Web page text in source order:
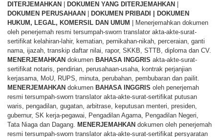
DITERJEMAHKAN
DOKUMEN YANG DITERJEMAHKAN
DOKUMEN PERUSAHAAN
DOKUMEN PRIBADI | DOKUMEN
HUKUM, LEGAL, KOMERSIL DAN UMUM
| Menerjemahkan dokumen
oleh penerjemah resmi tersumpah-sworn translator akta-akte-surat-
sertifikat kelahiran-lahir, kematian, pernikahan-nikah, perceraian, ganti
nama, ijazah, transkip daftar nilai, rapor, SKKB, STTB, diploma dan CV.
MENERJEMAHKAN dokumen BAHASA INGGRIS akta-akte-surat-
sertifikat notaris, pendirian, perusahaan-usaha, kontrak perjanjian
kerjasama, MoU, RUPS, minuta, perubahan, pembubaran dan pailit.
MENERJEMAHKAN dokumen BAHASA INGGRIS oleh penerjemah
resmi tersumpah-sworn translator akta-akte-surat-sertifikat putusan
waris, pengadilan, gugatan, arbitrase, keputusan menteri, presiden,
gubernur, SK kerja-pegawai, Pengadilan Agama, Pengadilan Negeri,
Tata Niaga dan Dagang. MENERJEMAHKAN dokumen oleh penerjemah
resmi tersumpah-sworn translator akta-akte-surat-sertifikat persyaratan